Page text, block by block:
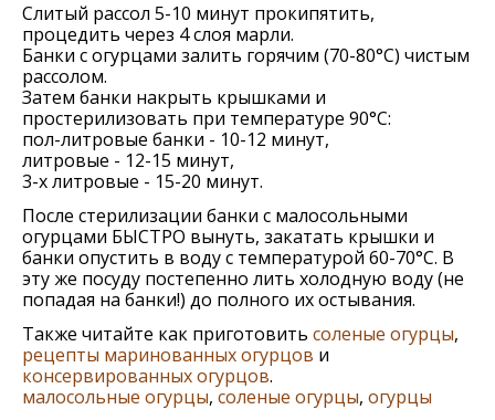
Слитый рассол 5-10 минут прокипятить,
процедить через 4 слоя марли.
Банки с огурцами залить горячим (70-80°C) чистым
рассолом.
Затем банки накрыть крышками и
простерилизовать при температуре 90°C:
пол-литровые банки - 10-12 минут,
литровые - 12-15 минут,
3-х литровые - 15-20 минут.
После стерилизации банки с малосольными
огурцами БЫСТРО вынуть, закатать крышки и
банки опустить в воду с температурой 60-70°C. В
эту же посуду постепенно лить холодную воду (не
попадая на банки!) до полного их остывания.
Также читайте как приготовить соленые огурцы,
рецепты маринованных огурцов и
консервированных огурцов.
малосольные огурцы, соленые огурцы, огурцы